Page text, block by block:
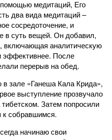
помощью медитаций, Его
два вида медитаций –
сосредоточение, и
в суть вещей. Он добавил,
включающая аналитическую
эффективнее. После
перерыв на обед.
зале «Ганеша Кала Крида»,
выступление прозвучало
Затем попросили
к собравшимся.
начинаю свои